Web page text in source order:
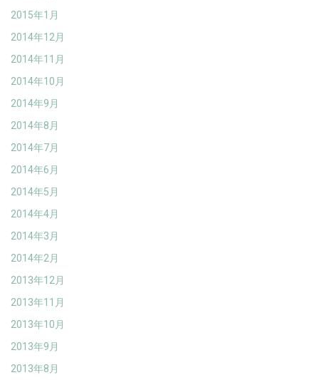
2015年1月
2014年12月
2014年11月
2014年10月
2014年9月
2014年8月
2014年7月
2014年6月
2014年5月
2014年4月
2014年3月
2014年2月
2013年12月
2013年11月
2013年10月
2013年9月
2013年8月